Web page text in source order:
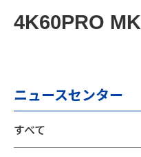
4K60PRO
ニュースセンター
すべて